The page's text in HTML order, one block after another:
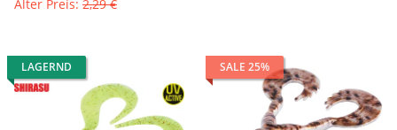
Alter Preis: 2,29 €
LAGERND SALE 25%